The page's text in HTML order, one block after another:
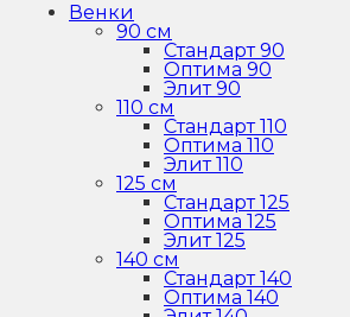
Венки
90 см
Стандарт 90
Оптима 90
Элит 90
110 см
Стандарт 110
Оптима 110
Элит 110
125 см
Стандарт 125
Оптима 125
Элит 125
140 см
Стандарт 140
Оптима 140